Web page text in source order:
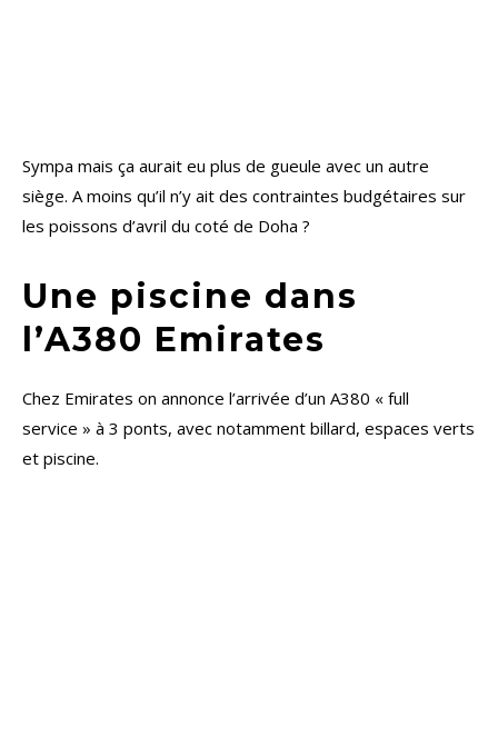
Sympa mais ça aurait eu plus de gueule avec un autre
siège. A moins qu’il n’y ait des contraintes budgétaires sur
les poissons d’avril du coté de Doha ?
Une piscine dans
l’A380 Emirates
Chez Emirates on annonce l’arrivée d’un A380 « full
service » à 3 ponts, avec notamment billard, espaces verts
et piscine.